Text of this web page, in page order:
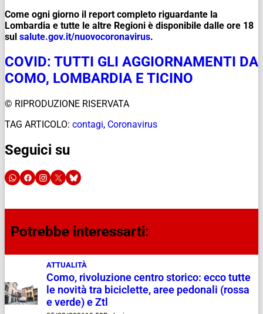
Come ogni giorno il report completo riguardante la
Lombardia e tutte le altre Regioni è disponibile dalle ore 18
sul salute.gov.it/nuovocoronavirus.
COVID: TUTTI GLI AGGIORNAMENTI DA
COMO, LOMBARDIA E TICINO
© RIPRODUZIONE RISERVATA
TAG ARTICOLO: contagi, Coronavirus
Seguici su
Potrebbe interessarti:
ATTUALITÀ
Como, rivoluzione centro storico: ecco tutte
le novità tra biciclette, aree pedonali (rossa
e verde) e Ztl